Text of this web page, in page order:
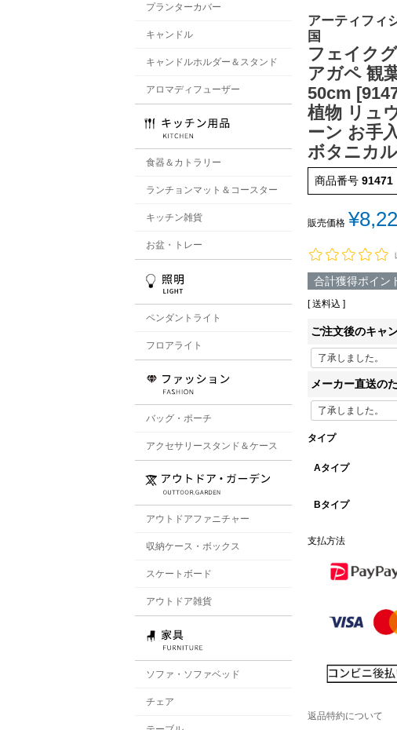
プランターカバー
キャンドル
キャンドルホルダー＆スタンド
アロマディフューザー
食器＆カトラリー
ランチョンマット＆コースター
キッチン雑貨
お盆・トレー
ペンダントライト
フロアライト
バッグ・ポーチ
アクセサリースタンド＆ケース
アウトドアファニチャー
収納ケース・ボックス
スケートボード
アウトドア雑貨
ソファ・ソファベッド
チェア
アーティフィ
国
フェイク
アガペ 観
50cm
植物 リュ
ーン お手
ボタニカ
商品番号 91471
販売価格 ¥
合計獲得ポイン
送料込
ご注文後のキャ
メーカー直送の
タイプ
Aタイプ
Bタイプ
支払方法
返品特約について